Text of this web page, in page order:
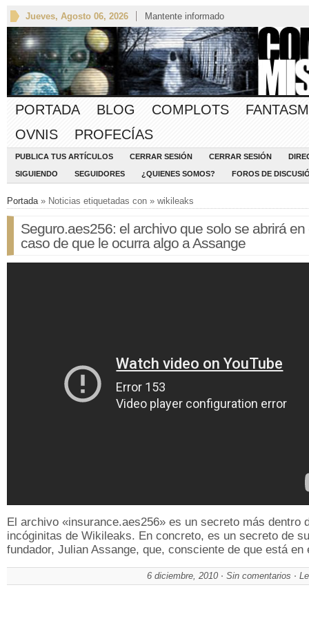
Jueves, Agosto 06, 2026 Mantente informado
PORTADA BLOG COMPLOTS
OVNIS
PROFECÍAS
PUBLICA TUS ARTÍCULOS CERRAR SESIÓN CERRAR SESIÓN
SIGUIENDO SEGUIDORES ¿QUIENES SOMOS? FOROS DE
Portada » Noticias etiquetadas con » wikileaks
Seguro.aes256: el archivo que solo se abrirá en
caso de que le ocurra algo a Assange
El archivo «insurance.aes256» es un secreto más dentro
incóginitas de Wikileaks. En concreto, es un secreto de su
fundador, Julian Assange, que, consciente de que está
6 diciembre, 2010 Sin comentarios